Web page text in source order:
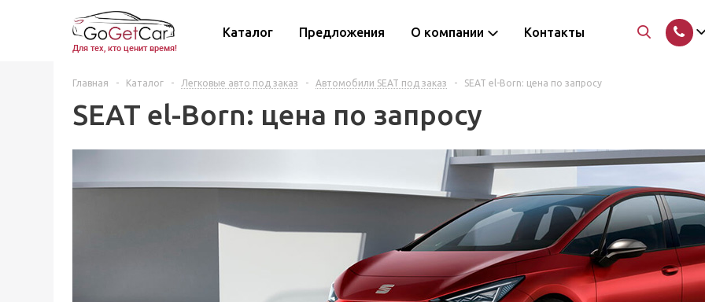
Для тех, кто ценит время!
Каталог Предложения О компании Контакты
Главная - Каталог - Легковые авто под заказ - Автомобили SEAT под заказ - SEAT el-Born: цена по запросу
SEAT el-Born: цена по запросу